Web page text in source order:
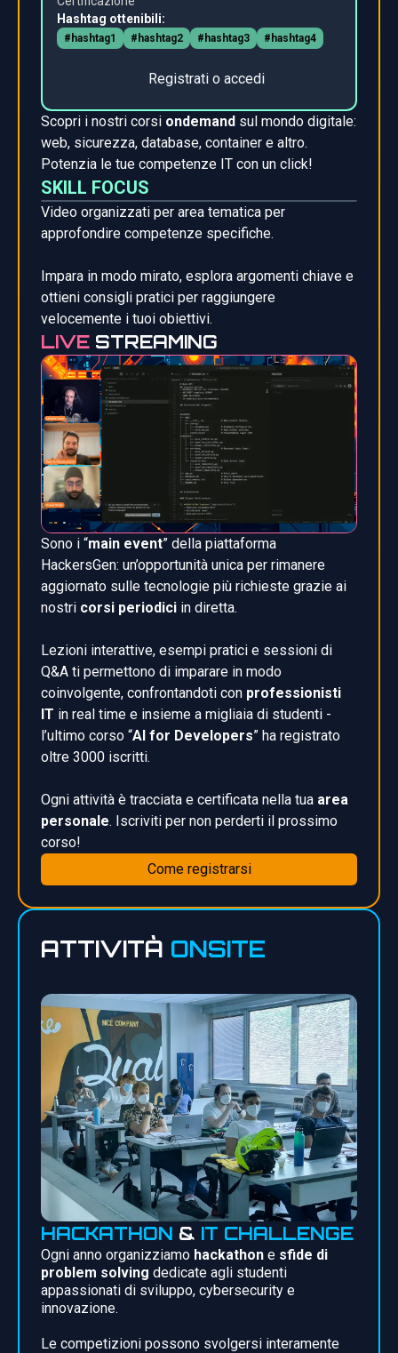
Hashtag ottenibili:
#hashtag1 #hashtag2 #hashtag3 #hashtag4
Registrati o accedi
Scopri i nostri corsi ondemand sul mondo digitale:
web, sicurezza, database, container e altro.
Potenzia le tue competenze IT con un click!
SKILL FOCUS
Video organizzati per area tematica per
approfondire competenze specifiche.
Impara in modo mirato, esplora argomenti chiave e
ottieni consigli pratici per raggiungere
velocemente i tuoi obiettivi.
LIVE STREAMING
Sono i “main event” della piattaforma
HackersGen: un’opportunità unica per rimanere
aggiornato sulle tecnologie più richieste grazie ai
nostri corsi periodici in diretta.
Lezioni interattive, esempi pratici e sessioni di
Q&A ti permettono di imparare in modo
coinvolgente, confrontandoti con professionisti
IT in real time e insieme a migliaia di studenti -
l’ultimo corso “AI for Developers” ha registrato
oltre 3000 iscritti.
Ogni attività è tracciata e certificata nella tua area
personale. Iscriviti per non perderti il prossimo
corso!
Come registrarsi
ATTIVITÀ ONSITE
HACKATHON & IT CHALLENGE
Ogni anno organizziamo hackathon e sfide di
problem solving dedicate agli studenti
appassionati di sviluppo, cybersecurity e
innovazione.
Le competizioni possono svolgersi interamente